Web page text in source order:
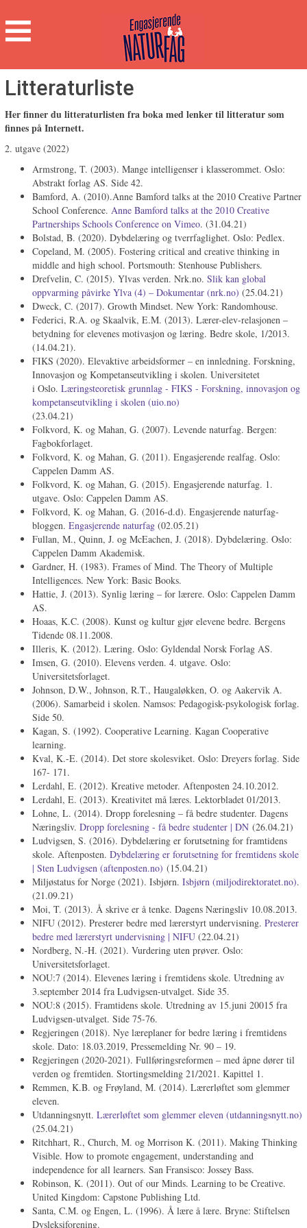
Hovedmeny
Naturfag
Litteraturliste
Her finner du litteraturlisten fra boka med lenker til litteratur som
finnes på Internett.
2. utgave (2022)
Armstrong, T. (2003). Mange intelligenser i klasserommet. Oslo:
Abstrakt forlag AS. Side 42.
Bamford, A. (2010).Anne Bamford talks at the 2010 Creative Partner
School Conference. Anne Bamford talks at the 2010 Creative
Partnerships Schools Conference on Vimeo. (31.04.21)
Bolstad, B. (2020). Dybdelæring og tverrfaglighet. Oslo: Pedlex.
Copeland, M. (2005). Fostering critical and creative thinking in
middle and high school. Portsmouth: Stenhouse Publishers.
Drefvelin, C. (2015). Ylvas verden. Nrk.no. Slik kan global
oppvarming påvirke Ylva (4) – Dokumentar (nrk.no) (25.04.21)
Dweck, C. (2017). Growth Mindset. New York: Randomhouse.
Federici, R.A. og Skaalvik, E.M. (2013). Lærer-elev-relasjonen –
betydning for elevenes motivasjon og læring. Bedre skole, 1/2013.
(14.04.21).
FIKS (2020). Elevaktive arbeidsformer – en innledning. Forskning,
Innovasjon og Kompetanseutvikling i skolen. Universitetet
i Oslo. Læringsteoretisk grunnlag - FIKS - Forskning, innovasjon og
kompetanseutvikling i skolen (uio.no)
(23.04.21)
Folkvord, K. og Mahan, G. (2007). Levende naturfag. Bergen:
Fagbokforlaget.
Folkvord, K. og Mahan, G. (2011). Engasjerende realfag. Oslo:
Cappelen Damm AS.
Folkvord, K. og Mahan, G. (2015). Engasjerende naturfag. 1.
utgave. Oslo: Cappelen Damm AS.
Folkvord, K. og Mahan, G. (2016-d.d). Engasjerende naturfag-
bloggen. Engasjerende naturfag (02.05.21)
Fullan, M., Quinn, J. og McEachen, J. (2018). Dybdelæring. Oslo:
Cappelen Damm Akademisk.
Gardner, H. (1983). Frames of Mind. The Theory of Multiple
Intelligences. New York: Basic Books.
Hattie, J. (2013). Synlig læring – for lærere. Oslo: Cappelen Damm
AS.
Hoaas, K.C. (2008). Kunst og kultur gjør elevene bedre. Bergens
Tidende 08.11.2008.
Illeris, K. (2012). Læring. Oslo: Gyldendal Norsk Forlag AS.
Imsen, G. (2010). Elevens verden. 4. utgave. Oslo:
Universitetsforlaget.
Johnson, D.W., Johnson, R.T., Haugaløkken, O. og Aakervik A.
(2006). Samarbeid i skolen. Namsos: Pedagogisk-psykologisk forlag.
Side 50.
Kagan, S. (1992). Cooperative Learning. Kagan Cooperative
learning.
Kval, K.-E. (2014). Det store skolesviket. Oslo: Dreyers forlag. Side
167- 171.
Lerdahl, E. (2012). Kreative metoder. Aftenposten 24.10.2012.
Lerdahl, E. (2013). Kreativitet må læres. Lektorbladet 01/2013.
Lohne, L. (2014). Dropp forelesning – få bedre studenter. Dagens
Næringsliv. Dropp forelesning - få bedre studenter | DN (26.04.21)
Ludvigsen, S. (2016). Dybdelæring er forutsetning for framtidens
skole. Aftenposten. Dybdelæring er forutsetning for fremtidens skole
| Sten Ludvigsen (aftenposten.no) (15.04.21)
Miljøstatus for Norge (2021). Isbjørn. Isbjørn (miljodirektoratet.no).
(21.09.21)
Moi, T. (2013). Å skrive er å tenke. Dagens Næringsliv 10.08.2013.
NIFU (2012). Presterer bedre med lærerstyrt undervisning. Presterer
bedre med lærerstyrt undervisning | NIFU (22.04.21)
Nordberg, N.-H. (2021). Vurdering uten prøver. Oslo:
Universitetsforlaget.
NOU:7 (2014). Elevenes læring i fremtidens skole. Utredning av
3.september 2014 fra Ludvigsen-utvalget. Side 35.
NOU:8 (2015). Framtidens skole. Utredning av 15.juni 20015 fra
Ludvigsen-utvalget. Side 75-76.
Regjeringen (2018). Nye læreplaner for bedre læring i fremtidens
skole. Dato: 18.03.2019, Pressemelding Nr. 90 – 19.
Regjeringen (2020-2021). Fullføringsreformen – med åpne dører til
verden og fremtiden. Stortingsmelding 21/2021. Kapittel 1.
Remmen, K.B. og Frøyland, M. (2014). Lærerløftet som glemmer
eleven.
Utdanningsnytt. Lærerløftet som glemmer eleven (utdanningsnytt.no)
(25.04.21)
Ritchhart, R., Church, M. og Morrison K. (2011). Making Thinking
Visible. How to promote engagement, understanding and
independence for all learners. San Fransisco: Jossey Bass.
Robinson, K. (2011). Out of our Minds. Learning to be Creative.
United Kingdom: Capstone Publishing Ltd.
Santa, C.M. og Engen, L. (1996). Å lære å lære. Bryne: Stiftelsen
Dysleksiforening.